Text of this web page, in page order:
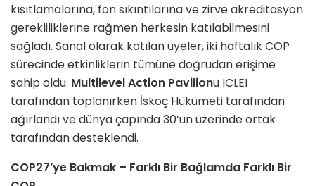
kısıtlamalarına, fon sıkıntılarına ve zirve akreditasyon
gerekliliklerine rağmen herkesin katılabilmesini
sağladı. Sanal olarak katılan üyeler, iki haftalık COP
sürecinde etkinliklerin tümüne doğrudan erişime
sahip oldu. Multilevel Action Pavilionu ICLEI
tarafından toplanırken İskoç Hükümeti tarafından
ağırlandı ve dünya çapında 30’un üzerinde ortak
tarafından desteklendi.
COP27’ye Bakmak – Farklı Bir Bağlamda Farklı Bir